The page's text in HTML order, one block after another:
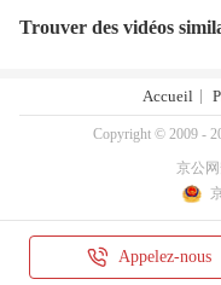
Trouver des vidéos
Appelez-nous
Accueil
Copyright © 2009 -
京公网